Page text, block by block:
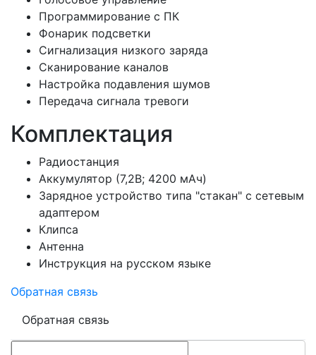
Программирование с ПК
Фонарик подсветки
Сигнализация низкого заряда
Сканирование каналов
Настройка подавления шумов
Передача сигнала тревоги
Комплектация
Радиостанция
Аккумулятор (7,2В; 4200 мАч)
Зарядное устройство типа "стакан" с сетевым
адаптером
Клипса
Антенна
Инструкция на русском языке
Обратная связь
Обратная связь